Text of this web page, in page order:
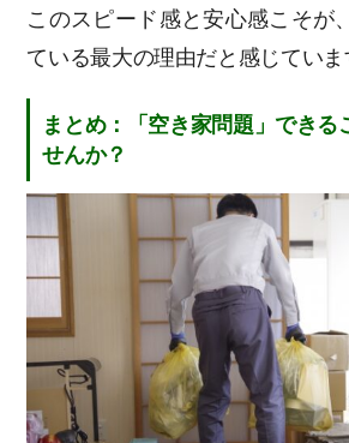
このスピード感と安心感こそが
ている最大の理由だと感じていま
まとめ：「空き家問題」できる
せんか？